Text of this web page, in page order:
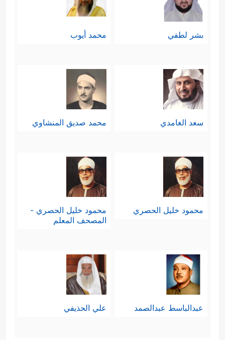
بشر لطفي محمد أيوب
سعد الغامدي محمد صديق المنشاوي
محمود خليل الحصري
محمود خليل الحصري -
المصحف المعلم
عبدالباسط عبدالصمد علي الحذيفي